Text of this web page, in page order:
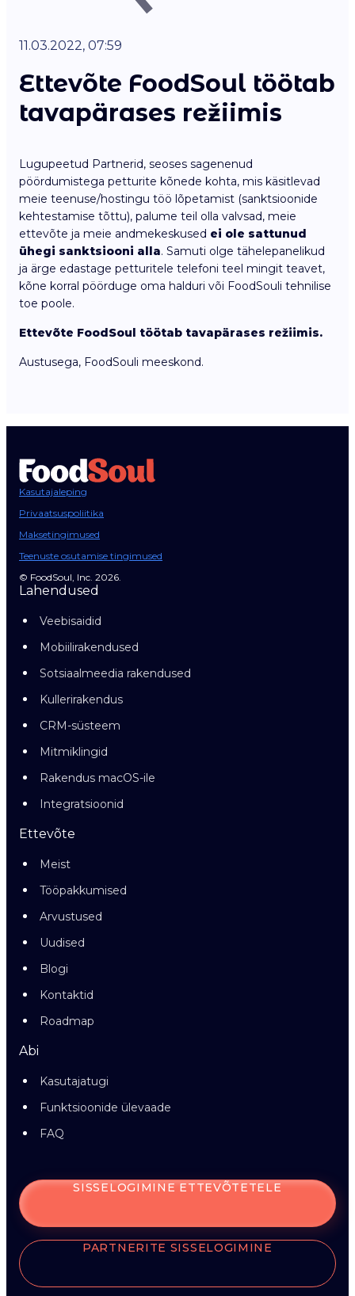
11.03.2022, 07:59
Ettevõte FoodSoul töötab
tavapärases režiimis
Lugupeetud Partnerid, seoses sagenenud
pöördumistega petturite kõnede kohta, mis käsitlevad
meie teenuse/hostingu töö lõpetamist (sanktsioonide
kehtestamise tõttu), palume teil olla valvsad, meie
ettevõte ja meie andmekeskused ei ole sattunud
ühegi sanktsiooni alla. Samuti olge tähelepanelikud
ja ärge edastage petturitele telefoni teel mingit teavet,
kõne korral pöörduge oma halduri või FoodSouli tehnilise
toe poole.
Ettevõte FoodSoul töötab tavapärases režiimis.
Austusega, FoodSouli meeskond.
Kasutajaleping
Privaatsuspoliitika
Maksetingimused
Teenuste osutamise tingimused
© FoodSoul, Inc. 2026.
Lahendused
Veebisaidid
Mobiilirakendused
Sotsiaalmeedia rakendused
Kullerirakendus
CRM-süsteem
Mitmiklingid
Rakendus macOS-ile
Integratsioonid
Ettevõte
Meist
Tööpakkumised
Arvustused
Uudised
Blogi
Kontaktid
Roadmap
Abi
Kasutajatugi
Funktsioonide ülevaade
FAQ
SISSELOGIMINE ETTEVÕTETELE
PARTNERITE SISSELOGIMINE